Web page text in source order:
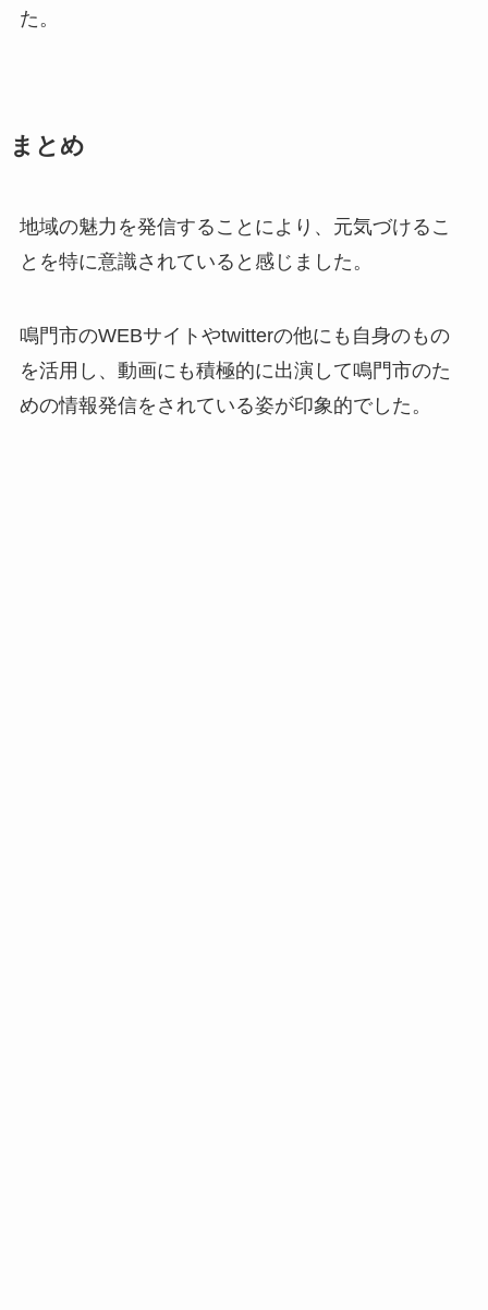
た。
まとめ
地域の魅力を発信することにより、元気づけるこ
とを特に意識されていると感じました。
鳴門市のWEBサイトやtwitterの他にも自身のもの
を活用し、動画にも積極的に出演して鳴門市のた
めの情報発信をされている姿が印象的でした。